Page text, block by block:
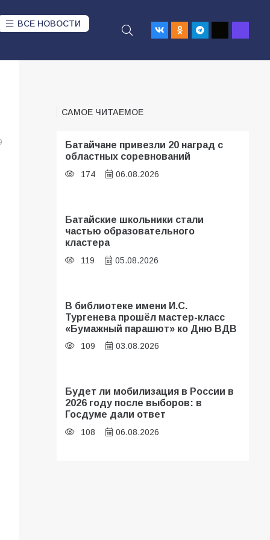
ВСЕ НОВОСТИ
САМОЕ ЧИТАЕМОЕ
Батайчане привезли 20 наград с
областных соревнований
174 06.08.2026
Батайские школьники стали
частью образовательного
кластера
119 05.08.2026
В библиотеке имени И.С.
Тургенева прошёл мастер-класс
«Бумажный парашют» ко Дню ВДВ
109 03.08.2026
Будет ли мобилизация в России в
2026 году после выборов: в
Госдуме дали ответ
108 06.08.2026